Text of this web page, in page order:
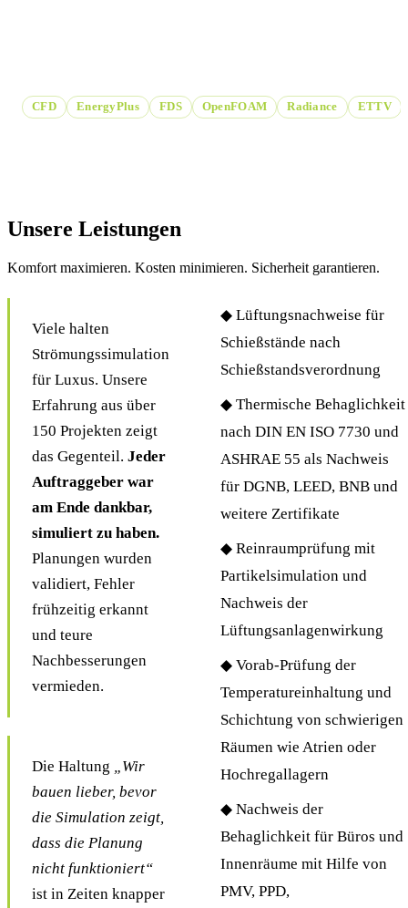
CFD EnergyPlus FDS OpenFOAM Radiance ETTV
Unsere Leistungen
Komfort maximieren. Kosten minimieren. Sicherheit garantieren.
Viele halten
Strömungssimulation
für Luxus. Unsere
Erfahrung aus über
150 Projekten zeigt
das Gegenteil. Jeder
Auftraggeber war
am Ende dankbar,
simuliert zu haben.
Planungen wurden
validiert, Fehler
frühzeitig erkannt
und teure
Nachbesserungen
vermieden.
Die Haltung „Wir
bauen lieber, bevor
die Simulation zeigt,
dass die Planung
nicht funktioniert“
ist in Zeiten knapper
◆ Lüftungsnachweise für
Schießstände nach
Schießstandsverordnung
◆ Thermische Behaglichkeit
nach DIN EN ISO 7730 und
ASHRAE 55 als Nachweis
für DGNB, LEED, BNB und
weitere Zertifikate
◆ Reinraumprüfung mit
Partikelsimulation und
Nachweis der
Lüftungsanlagenwirkung
◆ Vorab-Prüfung der
Temperatureinhaltung und
Schichtung von schwierigen
Räumen wie Atrien oder
Hochregallagern
◆ Nachweis der
Behaglichkeit für Büros und
Innenräume mit Hilfe von
PMV, PPD,